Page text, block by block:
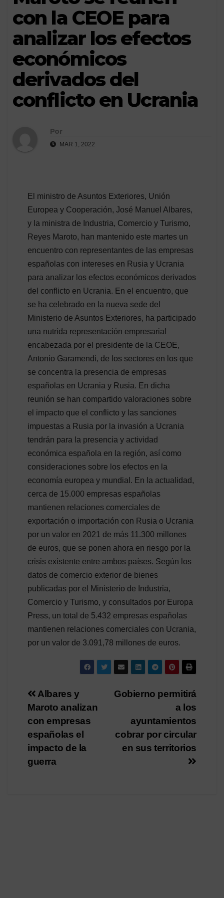
con la CEOE para
analizar los efectos
económicos
derivados del
conflicto en Ucrania
Por
MAR 1, 2022
El ministro de Asuntos Exteriores, Unión
Europea y Cooperación, José Manuel Albares,
y la ministra de Industria, Comercio y Turismo,
Reyes Maroto, han mantenido este martes un
encuentro con representantes de las empresas
españolas con intereses en Rusia y Ucrania
para analizar los efectos económicos derivados
del conflicto en Ucrania. En el encuentro, que
se ha celebrado en la nueva sede del
Ministerio de Asuntos Exteriores, ha participado
una nutrida representación empresarial
encabezada por el presidente de la CEOE,
Antonio Garamendi, de los sectores en los que
se concentra la presencia de empresas
españolas en Ucrania y Rusia. En dicha
reunión se han compartido valoraciones sobre
el impacto que el conflicto y las sanciones
impuestas a Rusia por la invasión a Ucrania
tendrán para la presencia y actividad
económica española en la región, así como
consideraciones sobre los efectos en la
economía europea y mundial. En la actualidad,
cerca de 15.000 empresas españolas
mantienen relaciones comerciales de
exportación o importación con Rusia o Ucrania
por un valor en 2021 de más 11.300 millones
de euros, que se ponen ahora en riesgo por la
crisis existente entre ambos países. Según los
datos de comercio exterior de bienes
publicadas por el Ministerio de Industria,
Comercio y Turismo, y consultados por Europa
Press, un total de 5.432 empresas españolas
mantienen relaciones comerciales con Ucrania,
por un valor de 3.091,78 millones de euros.
Navegación
de
entradas
Gobierno permitirá
a los
ayuntamientos
cobrar por circular
en sus territorios
Albares y
Maroto analizan
con empresas
españolas el
impacto de la
guerra